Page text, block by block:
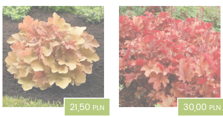
21,50 PLN
30,00 PLN